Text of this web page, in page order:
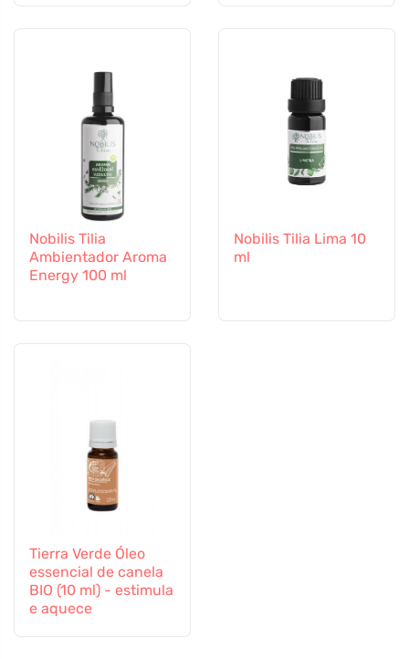
Nobilis Tilia
Ambientador Aroma
Energy 100 ml
Nobilis Tilia Lima 10
ml
Tierra Verde Óleo
essencial de canela
BIO (10 ml) - estimula
e aquece